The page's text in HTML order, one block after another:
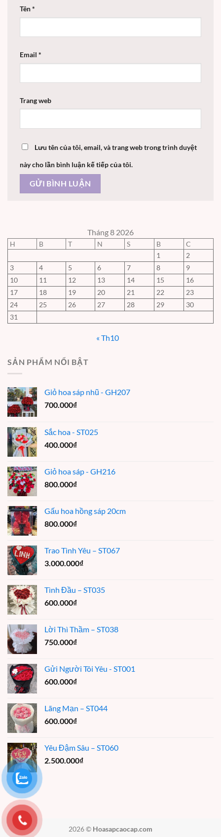
Tên*
Email *
Trang web
Lưu tên của tôi, email, và trang web trong trình duyệt
này cho lần bình luận kế tiếp của tôi.
Tháng 8 2026
H B T N S B
C
1
2
3
4 5 6 7 8
9
10
11 12 13 14 15
16
17
18 19 20 21 22
23
24
25 26 27 28 29
30
31
« Th10
SẢN PHẨM NỔI BẬT
Giỏ hoa sáp nhũ - GH207
700.000₫
Sắc hoa - ST025
400.000₫
Giỏ hoa sáp - GH216
800.000₫
Gấu hoa hồng sáp 20cm
800.000₫
Trao Tình Yêu – ST067
3.000.000₫
Tình Đầu – ST035
600.000₫
Lời Thì Thầm – ST038
750.000₫
Gửi Người Tôi Yêu - ST001
600.000₫
Lãng Mạn – ST044
600.000₫
Yêu Đậm Sâu – ST060
2.500.000₫
2026 © Hoasapcaocap.com